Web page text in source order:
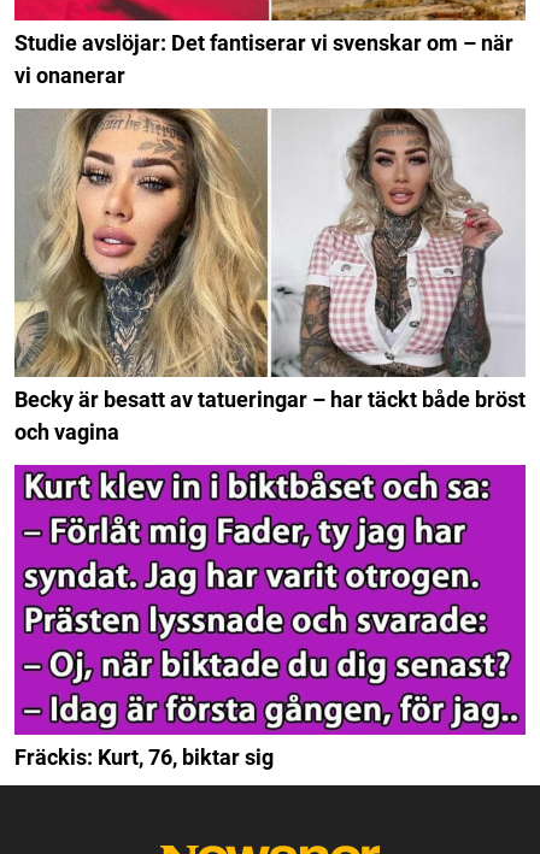
Studie avslöjar: Det fantiserar vi svenskar om – när
vi onanerar
Becky är besatt av tatueringar – har täckt både bröst
och vagina
Fräckis: Kurt, 76, biktar sig